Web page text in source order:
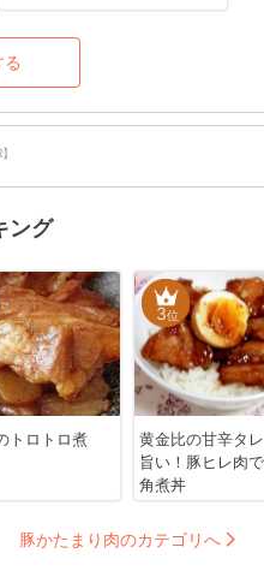
ごちそうさまでした。
ング
トロトロ煮
3位
黄金比の甘辛タ
旨い！豚ヒレ肉
角煮丼
豚かたまり肉のカテゴリへ